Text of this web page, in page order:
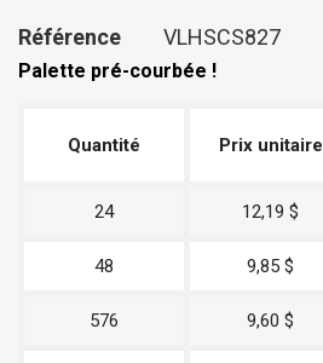
Référence VLHSCS827
Palette pré-courbée !
Quantité Prix unitaire
24 12,19 $
48 9,85 $
576 9,60 $